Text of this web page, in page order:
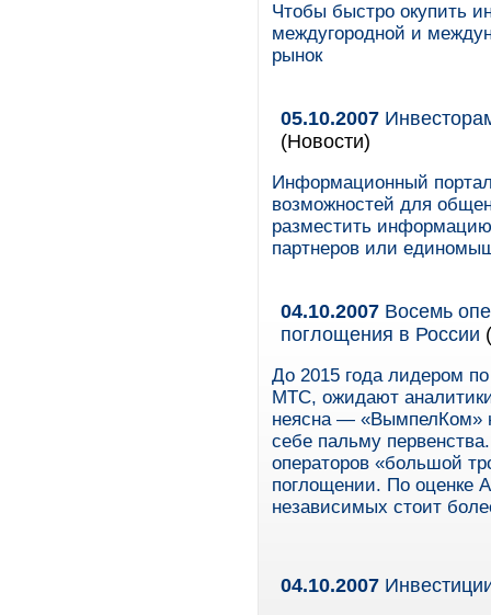
Чтобы быстро окупить
междугородной и
рынок
05.10.2007
(Новости)
Информационный
возможностей для
разместить
партнеров или
04.10.2007 Восемь
поглощения в России
До 2015 года лидером
МТС, ожидают
неясна — «ВымпелКом»
себе пальму
операторов «большой
поглощении. По оценке
независимых стоит
04.10.2007